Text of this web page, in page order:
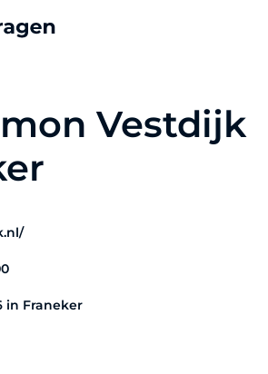
Vestdijk
in Franeker